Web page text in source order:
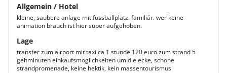
Allgemein / Hotel
kleine, saubere anlage mit fussballplatz. familiär. wer keine
animation brauch ist hier super aufgehoben.
Lage
transfer zum airport mit taxi ca 1 stunde 120 euro.zum strand 5
gehminuten einkaufsmöglichkeiten um die ecke, schöne
strandpromenade, keine hektik, kein massentourismus